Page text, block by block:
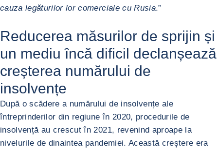
cauza legăturilor lor comerciale cu Rusia.”
Reducerea măsurilor de sprijin și
un mediu încă dificil declanșează
creșterea numărului de
insolvențe
După o scădere a numărului de insolvențe ale
întreprinderilor din regiune în 2020, procedurile de
insolvență au crescut în 2021, revenind aproape la
nivelurile de dinaintea pandemiei. Această creștere era